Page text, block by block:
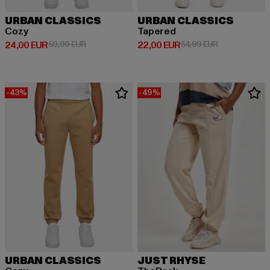
URBAN CLASSICS
Cozy
24,00 EUR
Derzeitiger Preis: 24,00 EUR
59,99 EURAktionspreis: 59,99 EUR
URBAN CLASSICS
Tapered
22,00 EUR
Derzeitiger Preis: 22,00 EUR
54,99 EURAktionspreis:
-43%
URBAN CLASSICS
-49%
JUST RHYSE